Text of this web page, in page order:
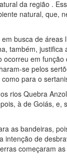
da região .
natural, que,
busca de áreas
também, justifica
em função
se pelos
para o
rios Quebra
à de Goiás, e,
as bandeiras,
intenção de
começaram